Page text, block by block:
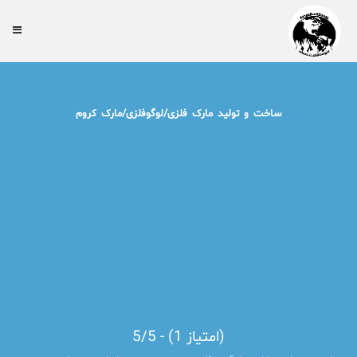
ساخت و تولید مارک فلزی/لوگوفلزی/مارک کروم
5/5 - (1 امتیاز)